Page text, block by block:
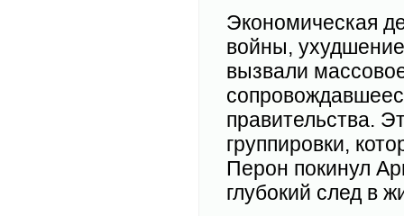
Экономическая
войны,
вызвали
правительства.
группировки,
Перон покинул
глубокий след в